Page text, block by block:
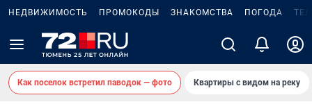
НЕДВИЖИМОСТЬ ПРОМОКОДЫ ЗНАКОМСТВА ПОГОДА
Как поселок встретил паводок — фото Квартиры с видом на реку